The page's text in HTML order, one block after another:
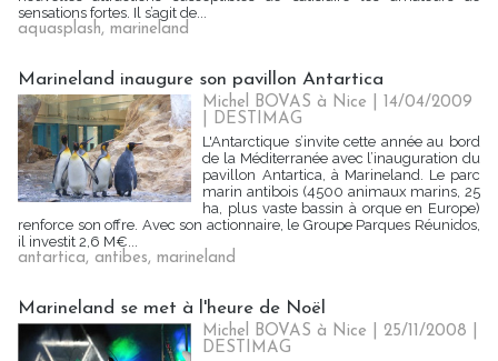
sensations fortes. Il s’agit de...
aquasplash, marineland
Marineland inaugure son pavillon Antartica
Michel BOVAS à Nice | 14/04/2009
DESTIMAG
L'Antarctique s’invite cette année au bord
de la Méditerranée avec l’inauguration du
pavillon Antartica, à Marineland. Le parc
marin antibois (4500 animaux marins, 25
ha, plus vaste bassin à orque en Europe)
renforce son offre. Avec son actionnaire, le Groupe Parques Réunidos,
il investit 2,6 M€...
antartica, antibes, marineland
Marineland se met à l'heure de Noël
Michel BOVAS à Nice | 25/11/2008
DESTIMAG